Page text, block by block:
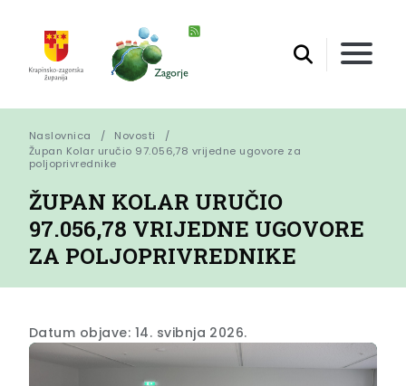
Naslovnica
Novosti
Župan Kolar uručio 97.056,78 vrijedne ugovore za
poljoprivrednike
ŽUPAN KOLAR URUČIO
97.056,78 VRIJEDNE UGOVORE
ZA POLJOPRIVREDNIKE
Datum objave: 14. svibnja 2026.